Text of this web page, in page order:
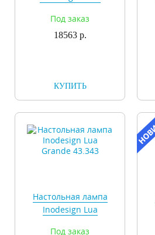
Под заказ
18563 р.
КУПИТЬ
Настольная лампа
Inodesign Lua
Под заказ